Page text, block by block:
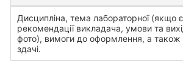
Дисципліна, тема лабораторної (якщо
рекомендації викладача, умови та
фото), вимоги до оформлення, а також
здачі.